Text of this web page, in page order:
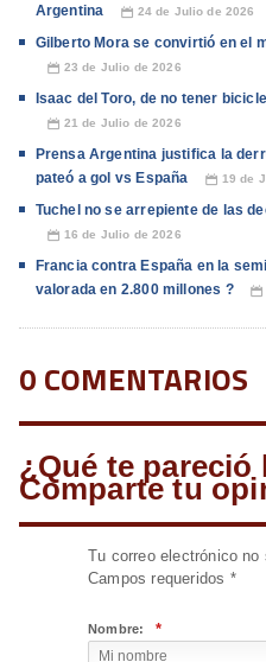
Argentina
📅 24 de Julio de 2026
Gilberto Mora se convirtió en el
📅 23 de Julio de 2026
Isaac del Toro, de no tener
📅 21 de Julio de 2026
Prensa Argentina justifica la
pateó a gol vs España
📅 19 de
Tuchel no se arrepiente de las
📅 16 de Julio de 2026
Francia contra España en la
valorada en 2.800 millones ?
📅
0 COMENTARIOS
¿Qué te pareció
Comparte tu
Tu correo electrónico no
Campos requeridos *
Nombre: *